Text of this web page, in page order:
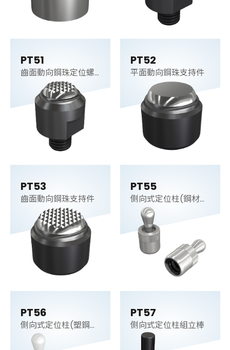
PT51
齒面動向鋼珠定位螺
PT52
平面動向鋼珠支持件
PT53
齒面動向鋼珠支持件
PT55
側向式定位柱(鋼材
梢)
PT56
側向式定位柱(塑鋼
梢)
PT57
側向式定位柱組立棒